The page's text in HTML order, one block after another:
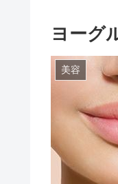
ヨーグ
美容